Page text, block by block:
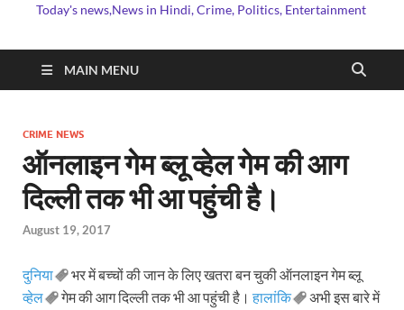
Today's news,News in Hindi, Crime, Politics, Entertainment
MAIN MENU
CRIME NEWS
ऑनलाइन गेम ब्लू व्हेल गेम की आग
दिल्ली तक भी आ पहुंची है।
August 19, 2017
दुनिया
भर में बच्चों की जान के लिए खतरा बन चुकी ऑनलाइन गेम ब्लू
व्हेल
गेम की आग दिल्ली तक भी आ पहुंची है।हालांकि
अभी इस बारे में